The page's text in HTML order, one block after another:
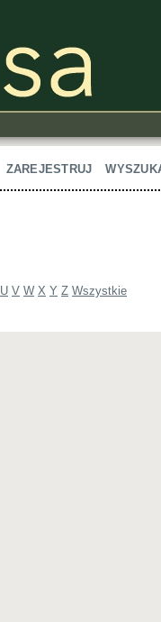
ZAREJESTRUJ
U V W X Y Z Wszystkie